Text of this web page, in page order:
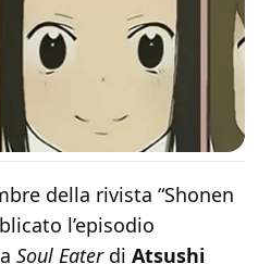
della rivista “Shonen
l’episodio
Soul Eaterdi Atsushi